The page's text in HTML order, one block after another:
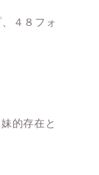
４８フォ
的存在と